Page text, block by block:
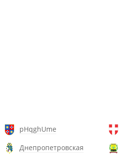
pHqghUme
Днепропетровская